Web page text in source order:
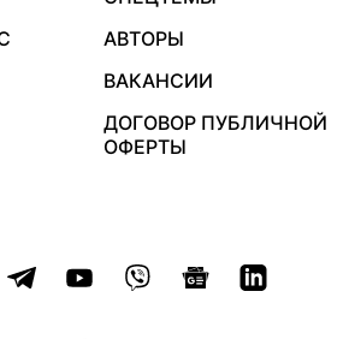
АВТОРЫ
ВАКАНСИИ
ДОГОВОР ПУБЛИЧНОЙ
ОФЕРТЫ